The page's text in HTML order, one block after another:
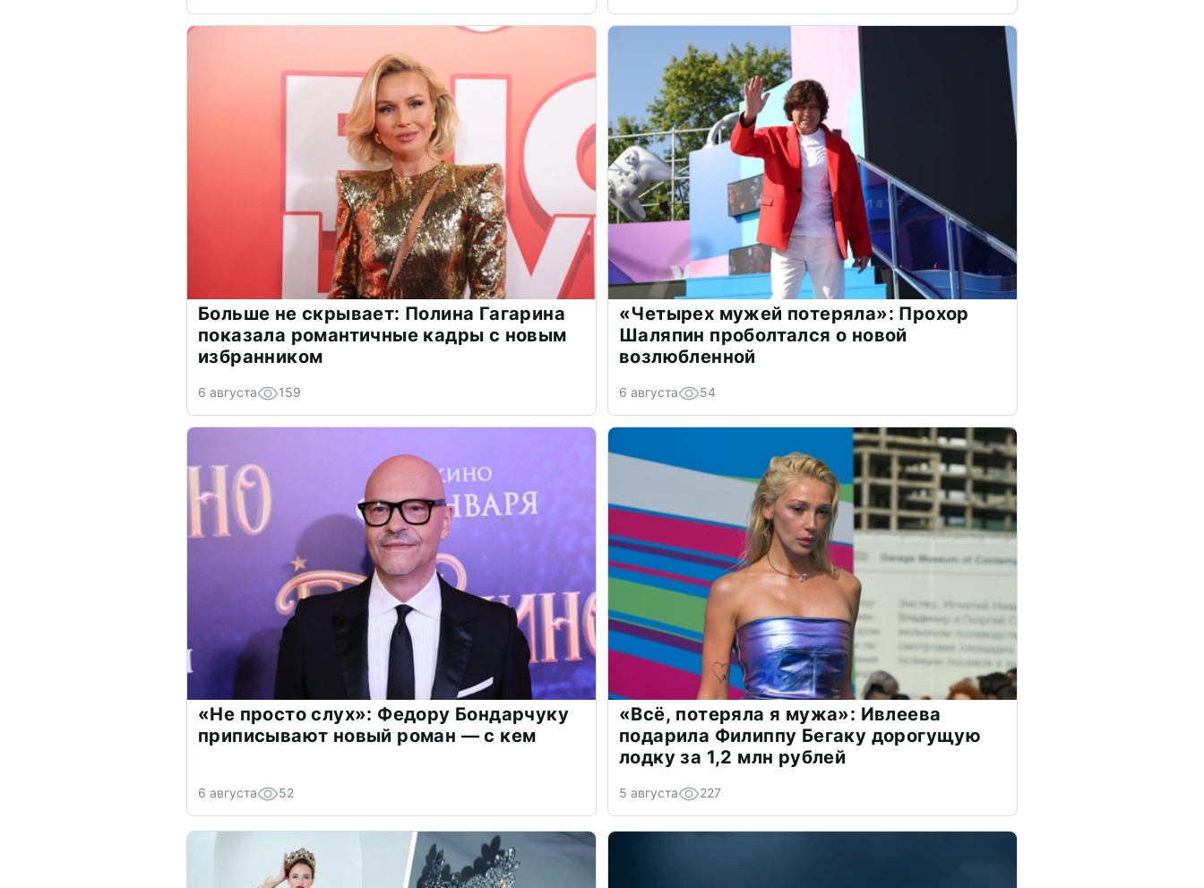
Больше не скрывает: Полина Гагарина
показала романтичные кадры с новым
избранником
6 августа 159
«Четырех мужей потеряла»: Прохор
Шаляпин проболтался о новой
возлюбленной
6 августа 54
«Не просто слух»: Федору Бондарчуку
приписывают новый роман — с кем
6 августа 52
«Всё, потеряла я мужа»: Ивлеева
подарила Филиппу Бегаку дорогущую
лодку за 1,2 млн рублей
5 августа 227